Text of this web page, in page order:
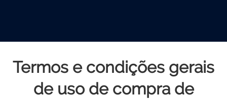
Termos e condições gerais
de uso de compra de